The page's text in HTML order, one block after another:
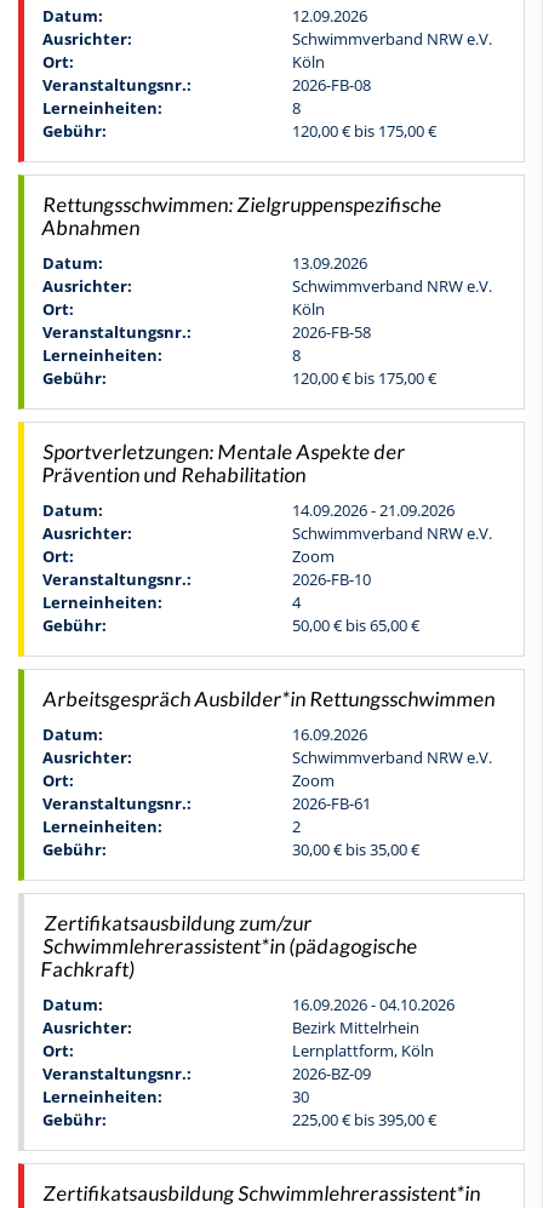
Datum:
12.09.2026
Ausrichter:
Schwimmverband NRW e.V.
Ort:
Köln
Veranstaltungsnr.:
2026-FB-08
Lerneinheiten:
8
Gebühr:
120,00 € bis 175,00 €
Rettungsschwimmen: Zielgruppenspezifische
Abnahmen
Datum:
13.09.2026
Ausrichter:
Schwimmverband NRW e.V.
Ort:
Köln
Veranstaltungsnr.:
2026-FB-58
Lerneinheiten:
8
Gebühr:
120,00 € bis 175,00 €
Sportverletzungen: Mentale Aspekte der
Prävention und Rehabilitation
Datum:
14.09.2026 - 21.09.2026
Ausrichter:
Schwimmverband NRW e.V.
Ort:
Zoom
Veranstaltungsnr.:
2026-FB-10
Lerneinheiten:
4
Gebühr:
50,00 € bis 65,00 €
Arbeitsgespräch Ausbilder*in Rettungsschwimmen
Datum:
16.09.2026
Ausrichter:
Schwimmverband NRW e.V.
Ort:
Zoom
Veranstaltungsnr.:
2026-FB-61
Lerneinheiten:
2
Gebühr:
30,00 € bis 35,00 €
Zertifikatsausbildung zum/zur
Schwimmlehrerassistent*in (pädagogische
Fachkraft)
Datum:
16.09.2026 - 04.10.2026
Ausrichter:
Bezirk Mittelrhein
Ort:
Lernplattform, Köln
Veranstaltungsnr.:
2026-BZ-09
Lerneinheiten:
30
Gebühr:
225,00 € bis 395,00 €
Zertifikatsausbildung Schwimmlehrerassistent*in